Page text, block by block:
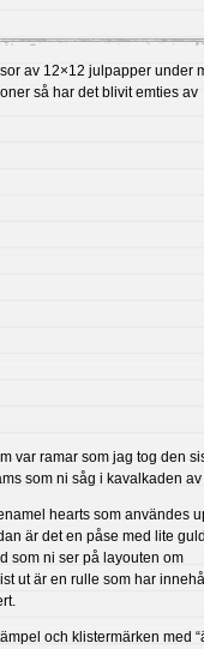
av 12×12 julpapper under
så har det blivit emties av
var ramar som jag tog den
som ni såg i kavalkaden
hearts som användes
är det en påse med lite
som ni ser på layouten om
ut är en rulle som har
och klistermärken med